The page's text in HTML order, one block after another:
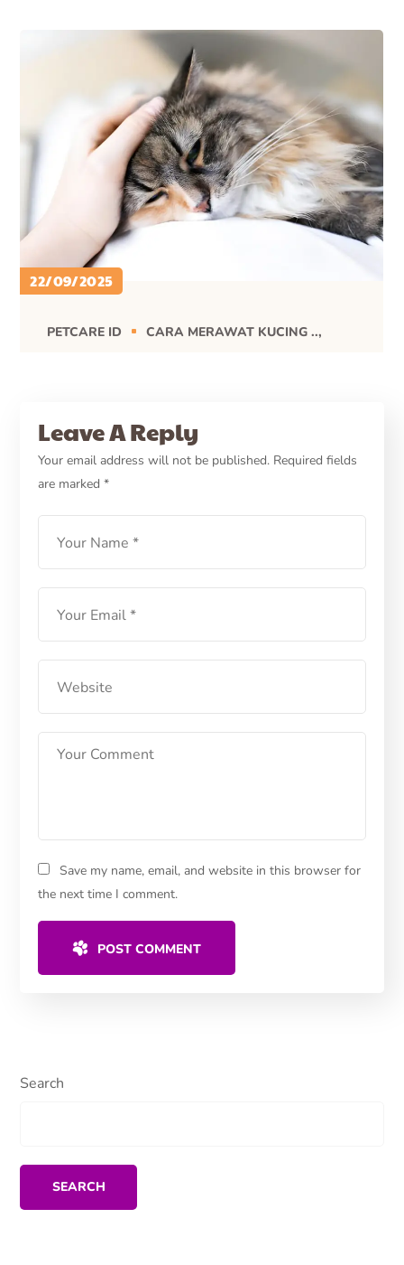
22/09/2025
PETCARE ID CARA MERAWAT KUCING ..
Foliaceus Penyakit
Autoimun yang Jarang
Diketahui
LEARN MORE
Leave A Reply
Your email address will not be published. Required fields
are marked*
Save my name, email, and website in this browser for
the next time I comment.
POST COMMENT
Search
SEARCH